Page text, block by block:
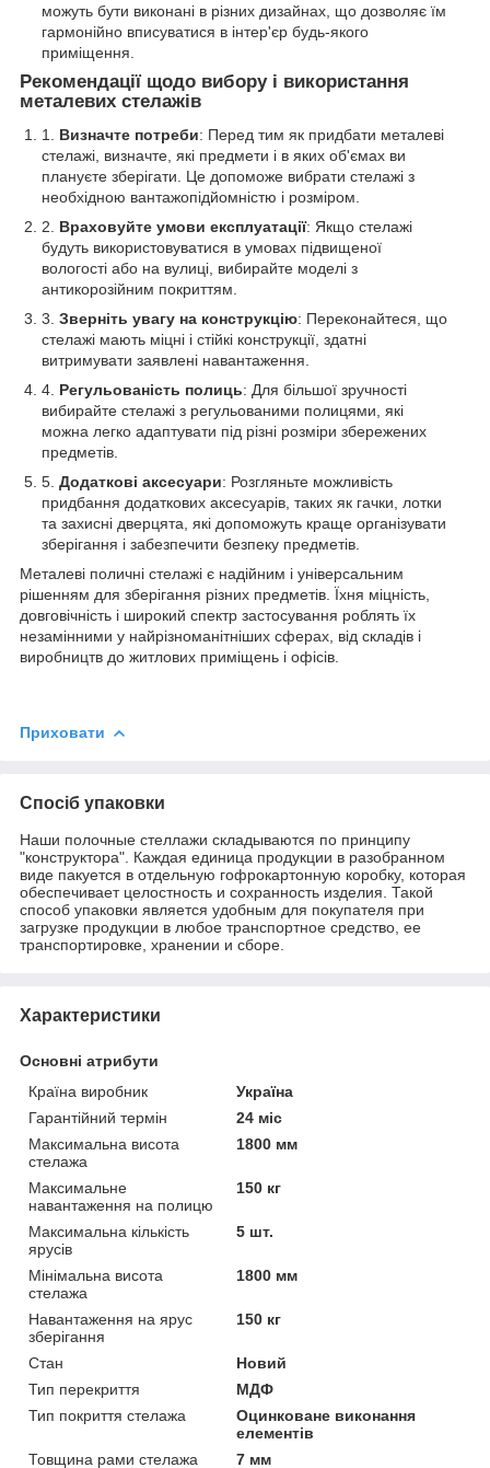
можуть бути виконані в різних дизайнах, що дозволяє їм
гармонійно вписуватися в інтер'єр будь-якого
приміщення.
Рекомендації щодо вибору і використання
металевих стелажів
Визначте потреби: Перед тим як придбати металеві
стелажі, визначте, які предмети і в яких об'ємах ви
плануєте зберігати. Це допоможе вибрати стелажі з
необхідною вантажопідйомністю і розміром.
Враховуйте умови експлуатації: Якщо стелажі
будуть використовуватися в умовах підвищеної
вологості або на вулиці, вибирайте моделі з
антикорозійним покриттям.
Зверніть увагу на конструкцію: Переконайтеся, що
стелажі мають міцні і стійкі конструкції, здатні
витримувати заявлені навантаження.
Регульованість полиць: Для більшої зручності
вибирайте стелажі з регульованими полицями, які
можна легко адаптувати під різні розміри збережених
предметів.
Додаткові аксесуари: Розгляньте можливість
придбання додаткових аксесуарів, таких як гачки, лотки
та захисні дверцята, які допоможуть краще організувати
зберігання і забезпечити безпеку предметів.
Металеві поличні стелажі є надійним і універсальним
рішенням для зберігання різних предметів. Їхня міцність,
довговічність і широкий спектр застосування роблять їх
незамінними у найрізноманітніших сферах, від складів і
виробництв до житлових приміщень і офісів.
Приховати
Спосіб упаковки
Наши полочные стеллажи складываются по принципу
"конструктора". Каждая единица продукции в разобранном
виде пакуется в отдельную гофрокартонную коробку, которая
обеспечивает целостность и сохранность изделия. Такой
способ упаковки является удобным для покупателя при
загрузке продукции в любое транспортное средство, ее
транспортировке, хранении и сборе.
Характеристики
Основні атрибути
Країна виробник
Україна
Гарантійний термін
24 міс
Максимальна висота
стелажа
1800 мм
Максимальне
навантаження на полицю
150 кг
Максимальна кількість
ярусів
5 шт.
Мінімальна висота
стелажа
1800 мм
Навантаження на ярус
зберігання
150 кг
Стан
Новий
Тип перекриття
МДФ
Тип покриття стелажа
Оцинковане виконання
елементів
Товщина рами стелажа
7 мм